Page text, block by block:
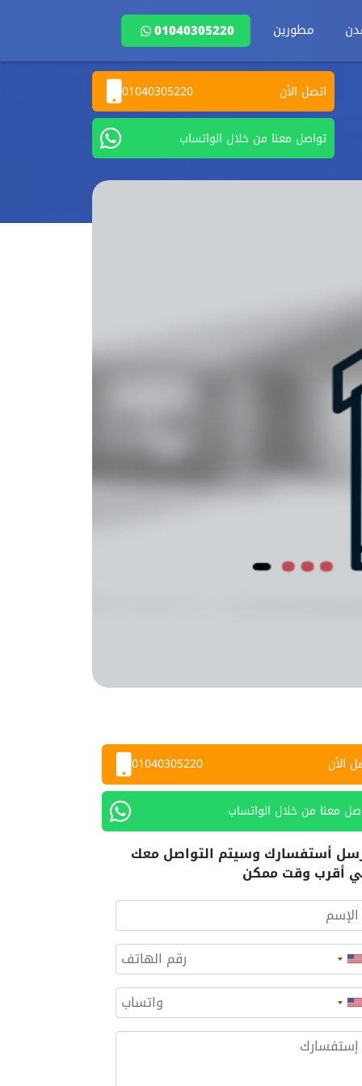
مطورين 01040305220
اتصل الأن 01040305220
تواصل معنا من خلال الواتساب
الأن 01040305220
معنا من خلال الواتساب
أستفسارك وسيتم التواصل معك
أقرب وقت ممكن